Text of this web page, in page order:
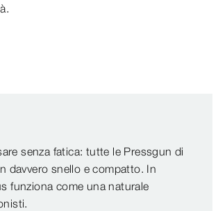
senza fatica: tutte le Pressgun di
davvero snello e compatto. In
funziona come una naturale